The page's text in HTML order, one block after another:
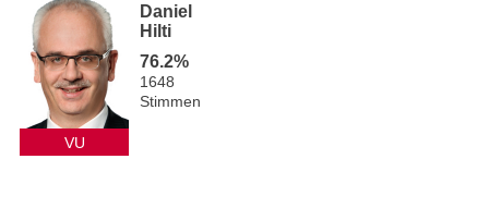
VU
Daniel
Hilti
76.2%
1648
Stimmen